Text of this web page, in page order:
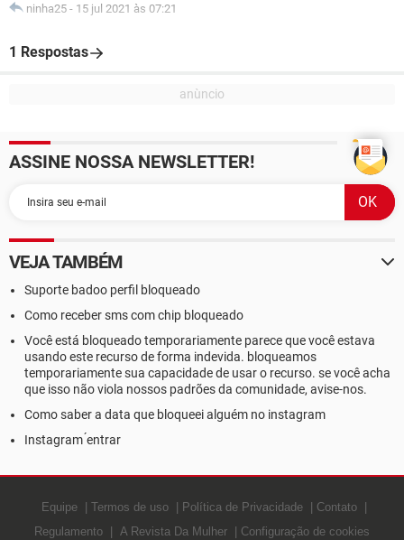
ninha25 - 15 jul 2021 às 07:21
1 Respostas
ASSINE NOSSA NEWSLETTER!
VEJA TAMBÉM
Suporte badoo perfil bloqueado
Como receber sms com chip bloqueado
Você está bloqueado temporariamente parece que você estava
usando este recurso de forma indevida. bloqueamos
temporariamente sua capacidade de usar o recurso. se você acha
que isso não viola nossos padrões da comunidade, avise-nos.
Como saber a data que bloqueei alguém no instagram
Instagram ́entrar
Equipe Termos de uso Política de Privacidade
Contato
Regulamento
A Revista Da Mulher Configuração de cookies